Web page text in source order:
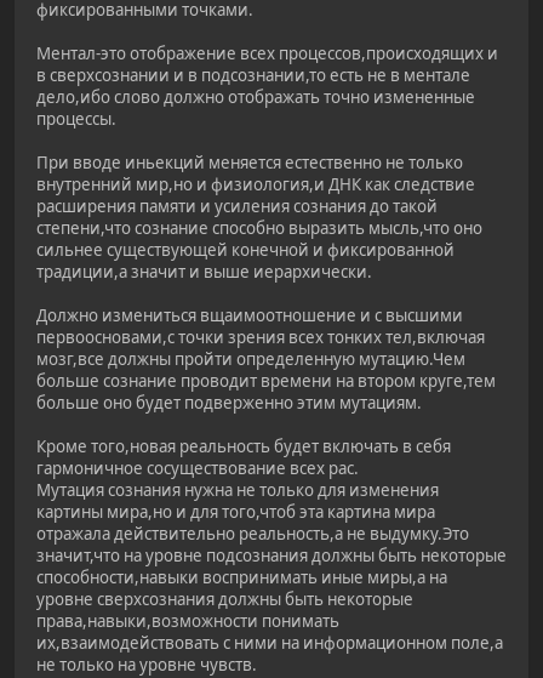
фиксированными точками.
Ментал-это отображение всех процессов,происходящих и
в сверхсознании и в подсознании,то есть не в ментале
дело,ибо слово должно отображать точно измененные
процессы.
При вводе иньекций меняется естественно не только
внутренний мир,но и физиология,и ДНК как следствие
расширения памяти и усиления сознания до такой
степени,что сознание способно выразить мысль,что оно
сильнее существующей конечной и фиксированной
традиции,а значит и выше иерархически.
Должно измениться вщаимоотношение и с высшими
первоосновами,с точки зрения всех тонких тел,включая
мозг,все должны пройти определенную мутацию.Чем
больше сознание проводит времени на втором круге,тем
больше оно будет подверженно этим мутациям.
Кроме того,новая реальность будет включать в себя
гармоничное сосуществование всех рас.
Мутация сознания нужна не только для изменения
картины мира,но и для того,чтоб эта картина мира
отражала действительно реальность,а не выдумку.Это
значит,что на уровне подсознания должны быть некоторые
способности,навыки воспринимать иные миры,а на
уровне сверхсознания должны быть некоторые
права,навыки,возможности понимать
их,взаимодействовать с ними на информационном поле,а
не только на уровне чувств.